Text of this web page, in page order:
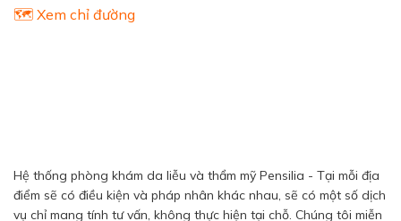
🗺️ Xem chỉ đường
Hệ thống phòng khám da liễu và thẩm mỹ Pensilia - Tại mỗi địa
điểm sẽ có điều kiện và pháp nhân khác nhau, sẽ có một số dịch
vụ chỉ mang tính tư vấn, không thực hiện tại chỗ. Chúng tôi miễn